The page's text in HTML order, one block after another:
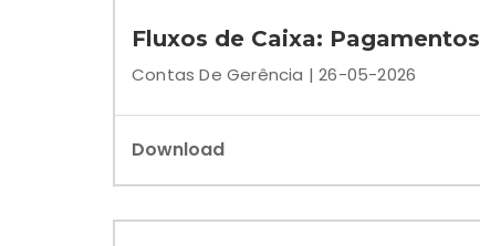
Fluxos de Caixa: Pagamentos
Contas De Gerência | 26-05-2026
Download